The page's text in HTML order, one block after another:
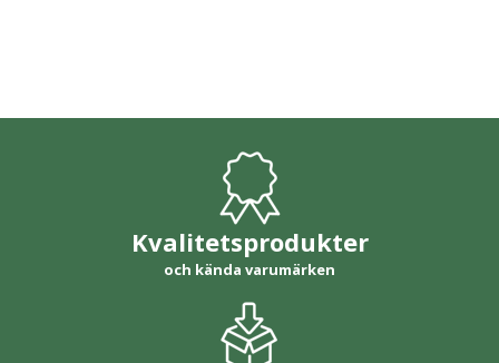
Kvalitetsprodukter
och kända varumärken